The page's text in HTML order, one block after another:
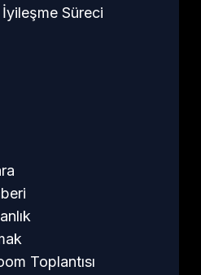
Süreci
Toplantısı